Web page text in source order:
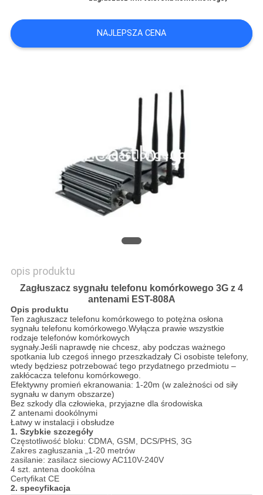
AKTUALNOŚCI
SITEMAP
NAJLEPSZA CENA
opis produktu
Zagłuszacz sygnału telefonu komórkowego 3G z 4
antenami EST-808A
Opis produktu
Ten zagłuszacz telefonu komórkowego to potężna osłona
sygnału telefonu komórkowego.Wyłącza prawie wszystkie
rodzaje telefonów komórkowych
sygnały.Jeśli naprawdę nie chcesz, aby podczas ważnego
spotkania lub czegoś innego przeszkadzały Ci osobiste telefony,
wtedy będziesz potrzebować tego przydatnego przedmiotu –
zakłócacza telefonu komórkowego.
Efektywny promień ekranowania: 1-20m (w zależności od siły
sygnału w danym obszarze)
Bez szkody dla człowieka, przyjazne dla środowiska
Z antenami dookólnymi
Łatwy w instalacji i obsłudze
1. Szybkie szczegóły
Częstotliwość bloku: CDMA, GSM, DCS/PHS, 3G
Zakres zagłuszania „1-20 metrów
zasilanie: zasilacz sieciowy AC110V-240V
4 szt. antena dookólna
Certyfikat CE
2. specyfikacja